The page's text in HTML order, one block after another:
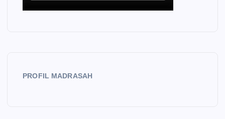
PROFIL MADRASAH